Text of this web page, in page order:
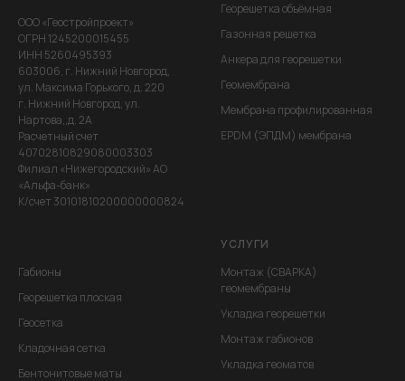
ООО «Геостройпроект»
ОГРН 1245200015455
ИНН 5260495393
603006, г. Нижний Новгород,
ул. Максима Горького, д. 220
г. Нижний Новгород, ул.
Нартова,,д. 2А
Расчетный счет
40702810829080003303
Филиал «Нижегородский» АО
«Альфа-банк»
К/счет 30101810200000000824
Георешетка объёмная
Газонная решетка
Анкера для георешетки
Геомембрана
Мембрана профилированная
EPDM (ЭПДМ) мембрана
Габионы
Георешетка плоская
Геосетка
Кладочная сетка
Бентонитовые маты
УСЛУГИ
Монтаж (СВАРКА)
геомембраны
Укладка георешетки
Монтаж габионов
Укладка геоматов